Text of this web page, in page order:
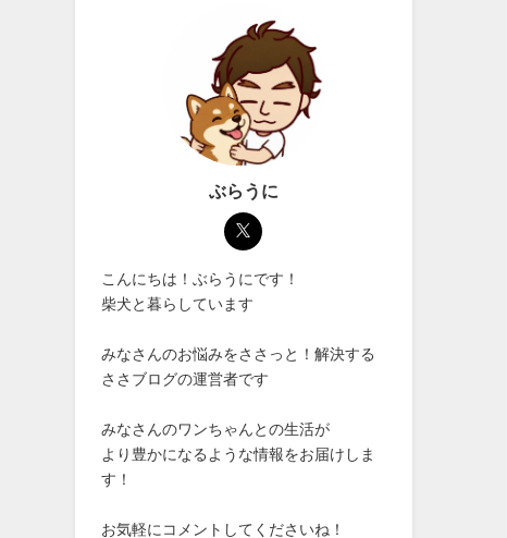
ぶらうに
こんにちは！ぶらうにです！
柴犬と暮らしています
みなさんのお悩みをささっと！解決する
ささブログの運営者です
みなさんのワンちゃんとの生活が
より豊かになるような情報をお届けしま
す！
お気軽にコメントしてくださいね！